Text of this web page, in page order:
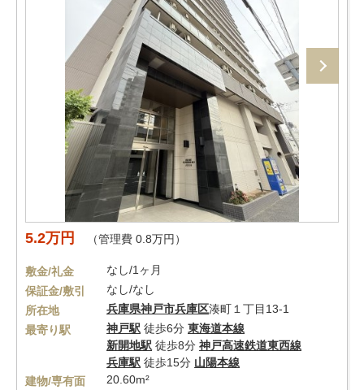
5.2万円 （管理費 0.8万円）
敷金/礼金
なし/1ヶ月
保証金/敷引
なし/なし
所在地
兵庫県神戸市兵庫区湊町１丁目13-1
最寄り駅
神戸駅 徒歩6分 東海道本線
新開地駅 徒歩8分 神戸高速鉄道東西線
兵庫駅 徒歩15分 山陽本線
建物/専有面
20.60m²